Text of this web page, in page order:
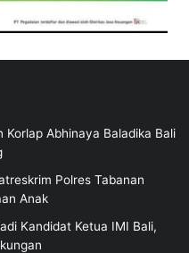
Abhinaya Baladika Bali
Polres Tabanan
Anak
Kandidat Ketua IMI Bali,